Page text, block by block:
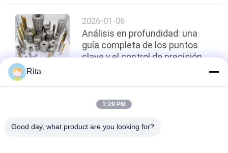
2026-01-06
Análisis en profundidad: una
guía completa de los puntos
clave y el control de precisión
arriba
Rita
1:29 PM
Good day, what product are you looking for?